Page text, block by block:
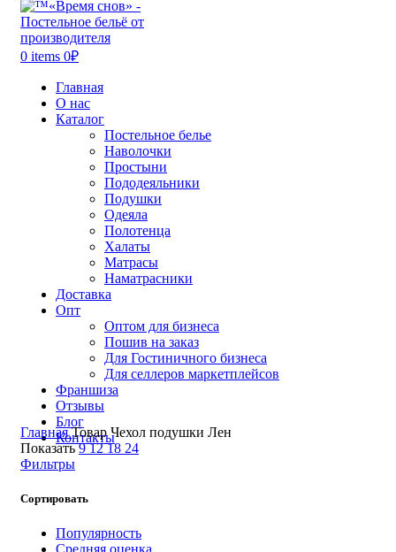
0 items 0₽
Главная
О нас
Каталог
Постельное белье
Наволочки
Простыни
Пододеяльники
Подушки
Одеяла
Полотенца
Халаты
Матрасы
Наматрасники
Доставка
Опт
Оптом для бизнеса
Пошив на заказ
Для Гостиничного бизнеса
Для селлеров маркетплейсов
Франшиза
Отзывы
Блог
Контакты
ГлавнаяТовар Чехол подушки Лен
Показать91218 24
Фильтры
Сортировать
Популярность